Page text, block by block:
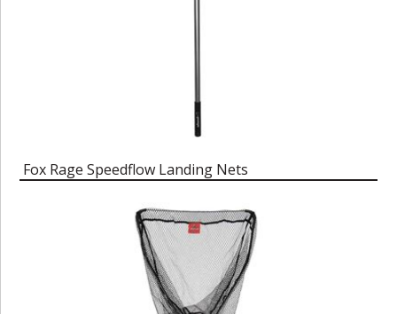
Fox Rage Speedflow Landing Nets